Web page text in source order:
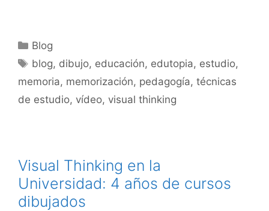
Categorías
Blog
Etiquetas
blog, dibujo, educación, edutopia, estudio,
memoria, memorización, pedagogía, técnicas
de estudio, vídeo, visual thinking
Visual Thinking en la
Universidad: 4 años de cursos
dibujados